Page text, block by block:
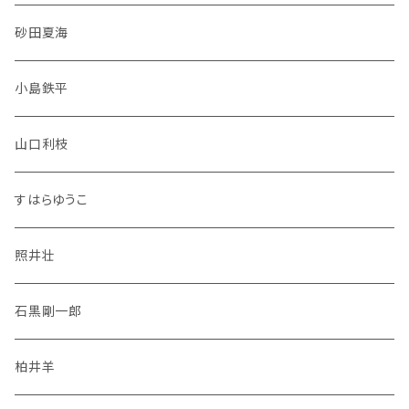
砂田夏海
小島鉄平
山口利枝
すはらゆうこ
照井壮
石黒剛一郎
柏井羊